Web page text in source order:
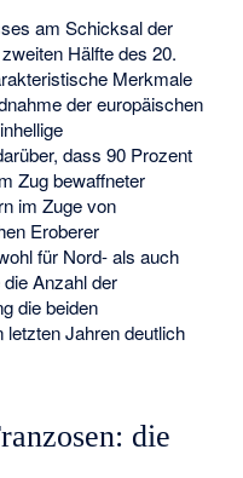
am Schicksal der
Hälfte des 20.
Merkmale
der europäischen
dass 90 Prozent
Zug bewaffneter
im Zuge von
Eroberer
für Nord- als auch
Anzahl der
die beiden
letzten Jahren deutlich
die